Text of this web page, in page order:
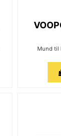
Mund til